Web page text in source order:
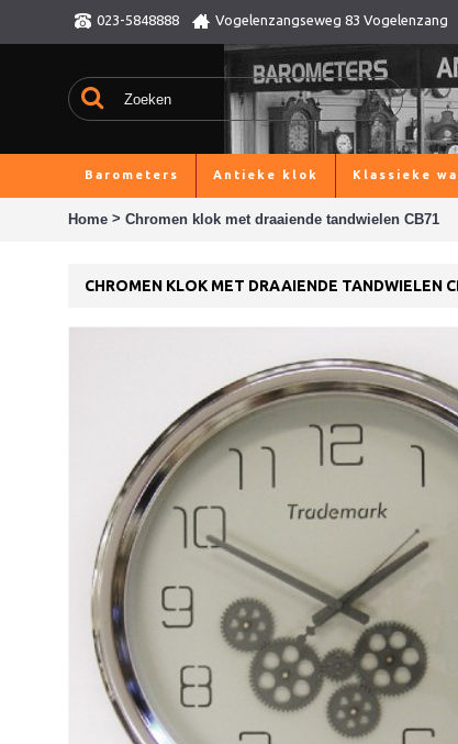
023-5848888 Vogelenzangseweg 83 Vogelenzang
Barometers Antieke klok Klassieke
Home > Chromen klok met draaiende tandwielen CB71
CHROMEN KLOK MET DRAAIENDE TANDWIELEN